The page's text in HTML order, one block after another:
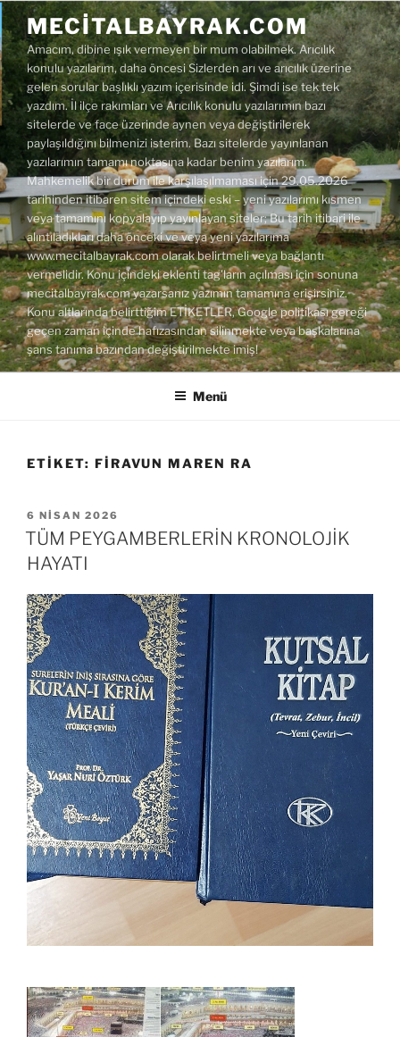
İçeriğe
geç MECITALBAYRAK.COM
Amacım, dibine ışık vermeyen bir mum olabilmek. Arıcılık
konulu yazılarım, daha öncesi Sizlerden arı ve arıcılık üzerine
gelen sorular başlıklı yazım içerisinde idi. Şimdi ise tek tek
yazdım. İl ilçe rakımları ve Arıcılık konulu yazılarımın bazı
sitelerde ve face üzerinde aynen veya değiştirilerek
paylaşıldığını bilmenizi isterim. Bazı sitelerde yayınlanan
yazılarımın tamamı noktasına kadar benim yazılarım.
Mahkemelik bir durum ile karşılaşılmaması için 29.05.2026
tarihinden itibaren sitem içindeki eski – yeni yazılarımı kısmen
veya tamamını kopyalayıp yayınlayan siteler; Bu tarih itibari ile
alıntıladıkları daha önceki ve veya yeni yazılarıma
www.mecitalbayrak.com olarak belirtmeli veya bağlantı
vermelidir. Konu içindeki eklenti tag'ların açılması için sonuna
mecitalbayrak.com yazarsanız yazımın tamamına erişirsiniz.
Konu altlarında belirttiğim ETİKETLER, Google politikası gereği
geçen zaman içinde hafızasından silinmekte veya başkalarına
şans tanıma bazından değiştirilmekte imiş!
Menü
ETIKET: FIRAVUN MAREN RA
YAYIM
TARIHI
6 NISAN 2026
TÜM PEYGAMBERLERİN KRONOLOJİK
HAYATI